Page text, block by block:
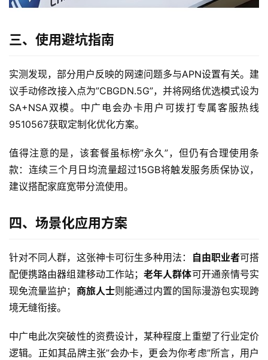
页
流
卡
宽
随
身
W
i
i
快
讯
更
多
页
面
三、使用避坑指南
实测发现，部分用户反映的网速问题多与APN设置有关。建
议手动修改接入点为”CBGDN.5G”，并将网络优选模式设为
SA+NSA双模。中广电会办卡用户可拨打专属客服热线
9510567获取定制化优化方案。
值得注意的是，该套餐虽标榜”永久”，但仍有合理使用条
款：连续三个月日均流量超过15GB将触发服务质保协议，
建议搭配家庭宽带分流使用。
四、场景化应用方案
针对不同人群，这张神卡可衍生多种用法： 自由职业者可搭
配便携路由器组建移动工作站；老年人群体可开通亲情号实
现免流量监护； 商旅人士则能通过内置的国际漫游包实现跨
境无缝衔接。
中广电此次突破性的资费设计，某种程度上重塑了行业定价
逻辑。正如其品牌主张”会办卡，更会为你考虑”所言，用户